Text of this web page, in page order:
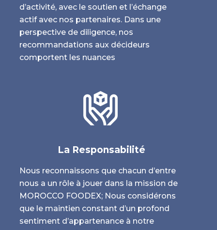
d’activité, avec le soutien et l’échange
actif avec nos partenaires. Dans une
perspective de diligence, nos
recommandations aux décideurs
comportent les nuances
La Responsabilité
Nous reconnaissons que chacun d’entre
nous a un rôle à jouer dans la mission de
MOROCCO FOODEX; Nous considérons
que le maintien constant d’un profond
sentiment d’appartenance à notre